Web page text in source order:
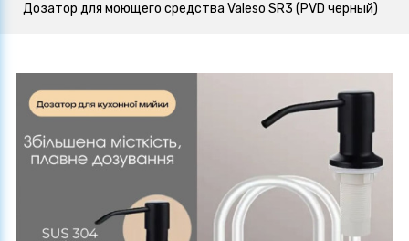
Дозатор для моющего средства Valeso SR3 (PVD черный)